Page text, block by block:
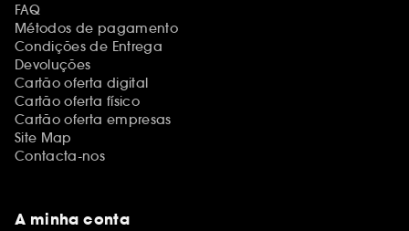
FAQ
Métodos de pagamento
Condições de Entrega
Devoluções
Cartão oferta digital
Cartão oferta físico
Cartão oferta empresas
Site Map
Contacta-nos
A minha conta